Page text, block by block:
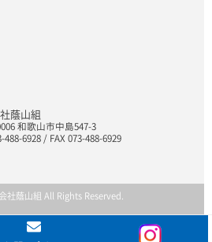
蔭山組
和歌山市中島547-3
488-6928 / FAX 073-488-6929
社蔭山組 All Rights Reserved.